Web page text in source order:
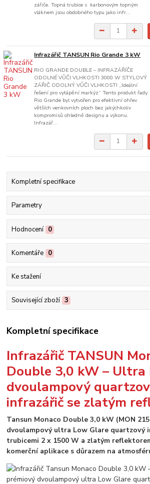
zářiče. Topná trubice s karbonovým topným
vláknem jsou obdobného typu jako infr...
Infrazářič TANSUN Rio Grande 3 kW
RIO GRANDE DOUBLE – INFRAZÁŘÍČE
ODOLNÉ VŮČI VLHKOSTI 3000 W STYLOVÝ
ZÁŘIČ ODOLNÝ VŮČI VLHKOSTI „Ideální
řešení pro vytápění markýz“ Tento produkt řady
Rio Grande byl vytvořen pro efektivní ohřev
větších venkovních ploch bez jakýchkoliv
kompromisů ohledně designu a výkonu.
Infrazář...
Kompletní specifikace
Parametry
Hodnocení 0
Komentáře 0
Ke stažení
Související zboží 3
Kompletní specifikace
Infrazářič TANSUN
Double 3,0 kW – Ultra
dvoulampový
infrazářič se zlatým
Tansun Monaco Double 3,0 kW (MON
dvoulampový ultra Low Glare quartzový
trubicemi 2 x 1500 W a zlatým
komerční aplikace s důrazem na